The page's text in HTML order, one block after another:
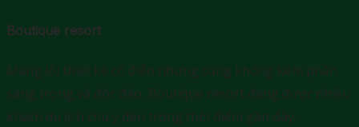
Boutique resort
Mang lỗi thiết kế cổ điển nhưng cũng không kém phần
sang trọng và độc đáo, Boutique resort đang được nhiều
khách du lịch chú ý đến trong thời điểm gần đây.